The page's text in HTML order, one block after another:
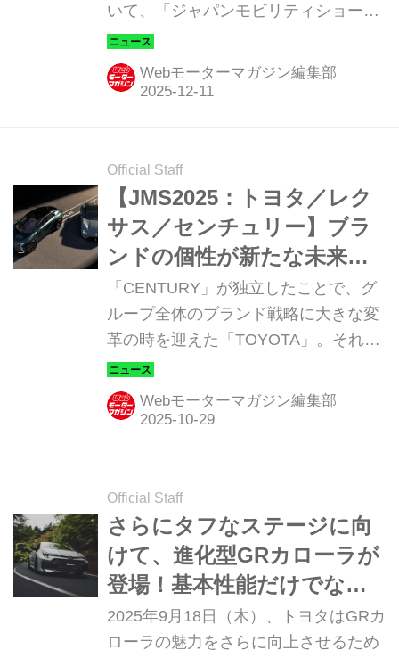
いて、「ジャパンモビリティショー」
でトヨタ グループが出展し話題を集め
た主要車両の特別展示を2025年12月6
日（土）から2026年2月1日（日）まで
Webモーターマガジン編集部
Official Staff
【JMS2025：トヨタ／レク
サス／センチュリー】ブラ
ンドの個性が新たな未来を
面白く！トヨタ渾身の「ス
ーパージャンプ」への布石
が今、躍動し始める
「CENTURY」が独立したことで、グ
ループ全体のブランド戦略に大きな変
革の時を迎えた「TOYOTA」。それぞ
れの役割が明確化されていく中、
「LEXUS」の立ち位置もまた、ひとき
わ鮮やかに浮かび上がろうとしてい
ル・トヨタ エリアは、それぞれのブラ
ンドがもっと高く、もっと遠くに躍動
するための確かな一歩を踏み出すステ
ージになりそうだ。（写真：佐藤正巳
／トヨタ自動車）
Webモーターマガジン編集部
Official Staff
さらにタフなステージに向
けて、進化型GRカローラが
登場！基本性能だけでな
く、操る楽しさにもこだわ
った進化が光る
2025年9月18日（木）、トヨタはGRカ
ローラの魅力をさらに向上させるため